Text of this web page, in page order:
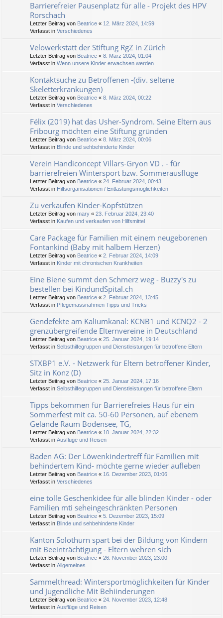
Barrierefreier Pausenplatz für alle - Projekt des HPV
Rorschach
Letzter Beitrag von Beatrice « 12. März 2024, 14:59
Verfasst in Verschiedenes
Velowerkstatt der Stiftung RgZ in Zürich
Letzter Beitrag von Beatrice « 8. März 2024, 01:04
Verfasst in Wenn unsere Kinder erwachsen werden
Kontaktsuche zu Betroffenen -(div. seltene
Skeletterkrankungen)
Letzter Beitrag von Beatrice « 8. März 2024, 00:22
Verfasst in Verschiedenes
Félix (2019) hat das Usher-Syndrom. Seine Eltern aus
Fribourg möchten eine Stiftung gründen
Letzter Beitrag von Beatrice « 8. März 2024, 00:06
Verfasst in Blinde und sehbehinderte Kinder
Verein Handiconcept Villars-Gryon VD . - für
barrierefreien Wintersport bzw. Sommerausflüge
Letzter Beitrag von Beatrice « 24. Februar 2024, 00:43
Verfasst in Hilfsorganisationen / Entlastungsmöglichkeiten
Zu verkaufen Kinder-Kopfstützen
Letzter Beitrag von mary « 23. Februar 2024, 23:40
Verfasst in Kaufen und verkaufen von Hilfsmittel
Care Package für Familien mit einem neugeborenen
Fontankind (Baby mit halbem Herzen)
Letzter Beitrag von Beatrice « 2. Februar 2024, 14:09
Verfasst in Kinder mit chronischen Krankheiten
Eine Biene summt den Schmerz weg - Buzzy's zu
bestellen bei KindundSpital.ch
Letzter Beitrag von Beatrice « 2. Februar 2024, 13:45
Verfasst in Pflegemassnahmen Tipps und Tricks
Gendefekte am Kaliumkanal: KCNB1 und KCNQ2 - 2
grenzübergreifende Elternvereine in Deutschland
Letzter Beitrag von Beatrice « 25. Januar 2024, 19:14
Verfasst in Selbsthilfegruppen und Dienstleistungen für betroffene Eltern
STXBP1 e.V. - Netzwerk für Eltern betroffener Kinder,
Sitz in Konz (D)
Letzter Beitrag von Beatrice « 25. Januar 2024, 17:16
Verfasst in Selbsthilfegruppen und Dienstleistungen für betroffene Eltern
Tipps bekommen für Barrierefreies Haus für ein
Sommerfest mit ca. 50-60 Personen, auf ebenem
Gelände Raum Bodensee, TG,
Letzter Beitrag von Beatrice « 10. Januar 2024, 22:32
Verfasst in Ausflüge und Reisen
Baden AG: Der Löwenkindertreff für Familien mit
behindertem Kind- möchte gerne wieder aufleben
Letzter Beitrag von Beatrice « 16. Dezember 2023, 01:06
Verfasst in Verschiedenes
eine tolle Geschenkidee für alle blinden Kinder - oder
Familien mti seheingeschränkten Personen
Letzter Beitrag von Beatrice « 5. Dezember 2023, 15:09
Verfasst in Blinde und sehbehinderte Kinder
Kanton Solothurn spart bei der Bildung von Kindern
mit Beeinträchtigung - Eltern wehren sich
Letzter Beitrag von Beatrice « 26. November 2023, 23:00
Verfasst in Allgemeines
Sammelthread: Wintersportmöglichkeiten für Kinder
und Jugendliche Mit Behiinderungen
Letzter Beitrag von Beatrice « 24. November 2023, 12:48
Verfasst in Ausflüge und Reisen